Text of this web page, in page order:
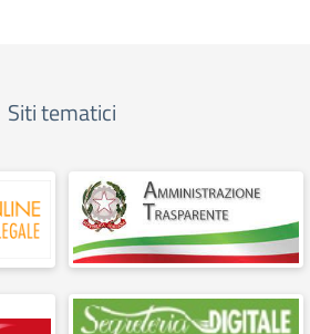
Siti tematici